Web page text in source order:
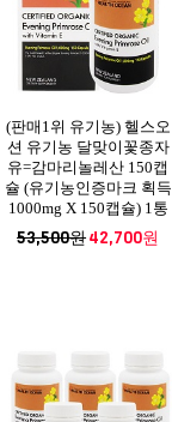
(판매1위 유기농) 헬스오
션 유기농 달맞이꽃종자
유=감마리놀레산 150캡
슐 (유기농인증마크 획득
1000mg X 150캡슐) 1통
53,500원42,700원